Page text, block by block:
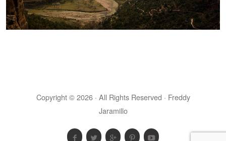
Copyright © 2026 · All Rights Reserved · Freddy
Jaramillo